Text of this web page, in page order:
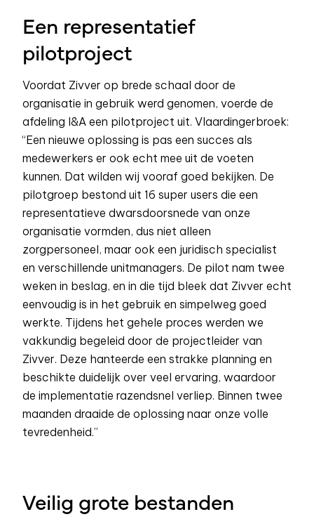
Een representatief
pilotproject
Voordat Zivver op brede schaal door de
organisatie in gebruik werd genomen, voerde de
afdeling I&A een pilotproject uit. Vlaardingerbroek:
“Een nieuwe oplossing is pas een succes als
medewerkers er ook echt mee uit de voeten
kunnen. Dat wilden wij vooraf goed bekijken. De
pilotgroep bestond uit 16 super users die een
representatieve dwarsdoorsnede van onze
organisatie vormden, dus niet alleen
zorgpersoneel, maar ook een juridisch specialist
en verschillende unitmanagers. De pilot nam twee
weken in beslag, en in die tijd bleek dat Zivver echt
eenvoudig is in het gebruik en simpelweg goed
werkte. Tijdens het gehele proces werden we
vakkundig begeleid door de projectleider van
Zivver. Deze hanteerde een strakke planning en
beschikte duidelijk over veel ervaring, waardoor
de implementatie razendsnel verliep. Binnen twee
maanden draaide de oplossing naar onze volle
tevredenheid.”
Veilig grote bestanden